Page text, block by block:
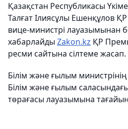
Қазақстан Республикасы
Талғат Ілиясұлы Ешенқұлов
вице-министрі лауазымынан
хабарлайды Zakon.kz ҚР
ресми сайтына сілтеме жасап.
Білім және ғылым
Білім және ғылым
төрағасы лауазымына